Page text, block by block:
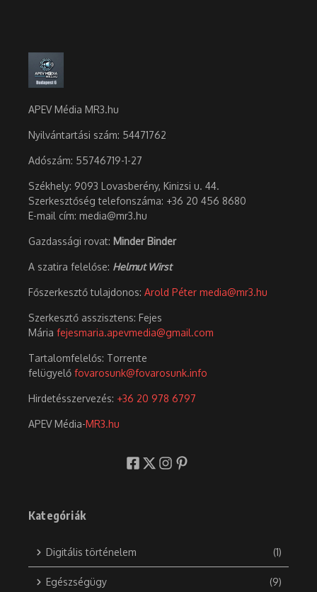
APEV Média MR3.hu
Nyilvántartási szám: 54471762
Adószám: 55746719-1-27
Székhely: 9093 Lovasberény, Kinizsi u. 44.
Szerkesztőség telefonszáma: +36 20 456 8680
E-mail cím: media@mr3.hu
Gazdassági rovat: Minder Binder
A szatira felelőse: Helmut Wirst
Főszerkesztő tulajdonos: Arold Péter media@mr3.hu
Szerkesztő asszisztens: Fejes
Mária fejesmaria.apevmedia@gmail.com
Tartalomfelelős: Torrente
felügyelő fovarosunk@fovarosunk.info
Hirdetésszervezés: +36 20 978 6797
APEV Média-MR3.hu
Kategóriák
Digitális történelem (1)
Egészségügy (9)